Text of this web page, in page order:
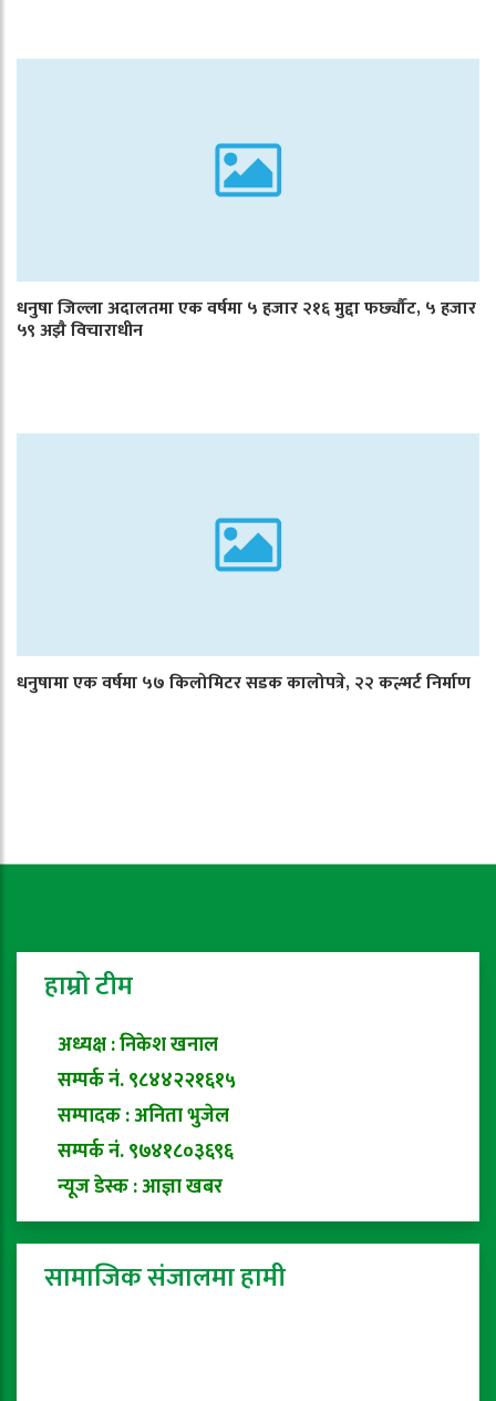
धनुषा जिल्ला अदालतमा एक वर्षमा ५ हजार २१६ मुद्दा फर्छ्यौट, ५ हजार
५९ अझै विचाराधीन
धनुषामा एक वर्षमा ५७ किलोमिटर सडक कालोपत्रे, २२ कल्भर्ट निर्माण
हाम्रो टीम
अध्यक्ष : निकेश खनाल
सम्पर्क नं. ९८४४२२१६१५
सम्पादक : अनिता भुजेल
सम्पर्क नं. ९७४१८०३६९६
न्यूज डेस्क : आज्ञा खबर
सामाजिक संजालमा हामी